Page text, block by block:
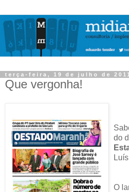
terça-feira, 19 de julho de 2011
Que vergonha!
do
O